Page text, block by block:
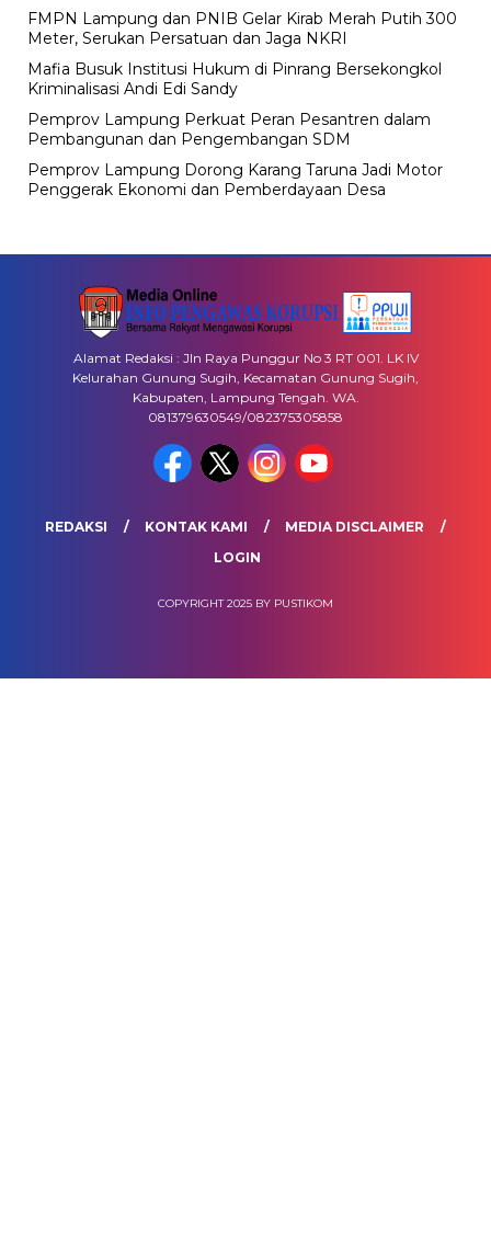
FMPN Lampung dan PNIB Gelar Kirab Merah Putih 300
Meter, Serukan Persatuan dan Jaga NKRI
Mafia Busuk Institusi Hukum di Pinrang Bersekongkol
Kriminalisasi Andi Edi Sandy
Pemprov Lampung Perkuat Peran Pesantren dalam
Pembangunan dan Pengembangan SDM
Pemprov Lampung Dorong Karang Taruna Jadi Motor
Penggerak Ekonomi dan Pemberdayaan Desa
Alamat Redaksi : Jln Raya Punggur No 3 RT 001. LK IV
Kelurahan Gunung Sugih, Kecamatan Gunung Sugih,
Kabupaten, Lampung Tengah. WA.
081379630549/082375305858
REDAKSI KONTAK KAMI
MEDIA DISCLAIMER
LOGIN
COPYRIGHT 2025 BY PUSTIKOM